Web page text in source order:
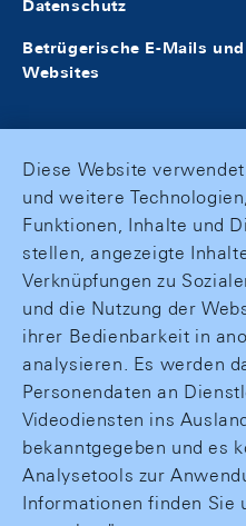
Datenschutz
Betrügerische E-Mails
Websites
Diese Website
und weitere
Funktionen, Inhalte und
stellen, angezeigte
Verknüpfungen zu
und die Nutzung der
ihrer Bedienbarkeit in
analysieren. Es werden
Personendaten an
Videodiensten ins
bekanntgegeben und es
Analysetools zur
Informationen finden Sie